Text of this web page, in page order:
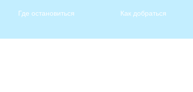
Где остановиться Как добраться